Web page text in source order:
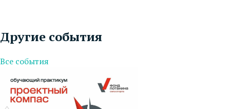
Другие события
Все события